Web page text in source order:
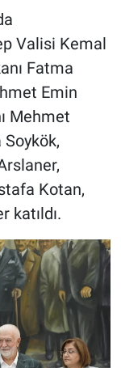
Valisi Kemal
Fatma
Emin
Mehmet
Kotan,
katıldı.